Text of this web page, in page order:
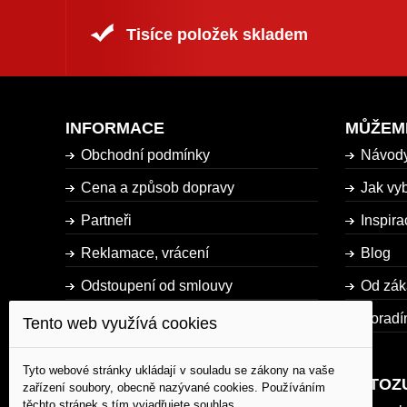
Tisíce položek skladem
INFORMACE
Obchodní podmínky
Cena a způsob dopravy
Partneři
Reklamace, vrácení
Odstoupení od smlouvy
Dostupnost zboží
Mapa stránky
Jak
Blog
Od
Tento web využívá cookies
Tyto webové stránky ukládají v souladu se zákony na vaše
zařízení soubory, obecně nazývané cookies. Používáním